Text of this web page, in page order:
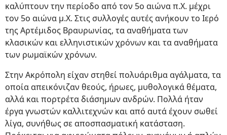
καλύπτουν την περίοδο από τον 5ο αιώνα π.Χ. μέχρι
τον 5ο αιώνα μ.Χ. Στις συλλογές αυτές ανήκουν το Ιερό
της Αρτέμιδος Βραυρωνίας, τα αναθήματα των
κλασικών και ελληνιστικών χρόνων και τα αναθήματα
των ρωμαϊκών χρόνων.
Στην Ακρόπολη είχαν στηθεί πολυάριθμα αγάλματα, τα
οποία απεικόνιζαν θεούς, ήρωες, μυθολογικά θέματα,
αλλά και πορτρέτα διάσημων ανδρών. Πολλά ήταν
έργα γνωστών καλλιτεχνών και από αυτά έχουν σωθεί
λίγα, συνήθως σε αποσπασματική κατάσταση.